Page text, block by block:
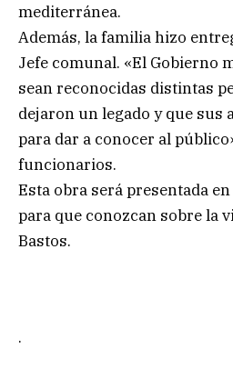
mediterránea.
Además, la familia hizo
Jefe comunal. «El Gobierno
sean reconocidas distintas
dejaron un legado y que sus
para dar a conocer al
funcionarios.
Esta obra será presentada
para que conozcan sobre la
Bastos.
.